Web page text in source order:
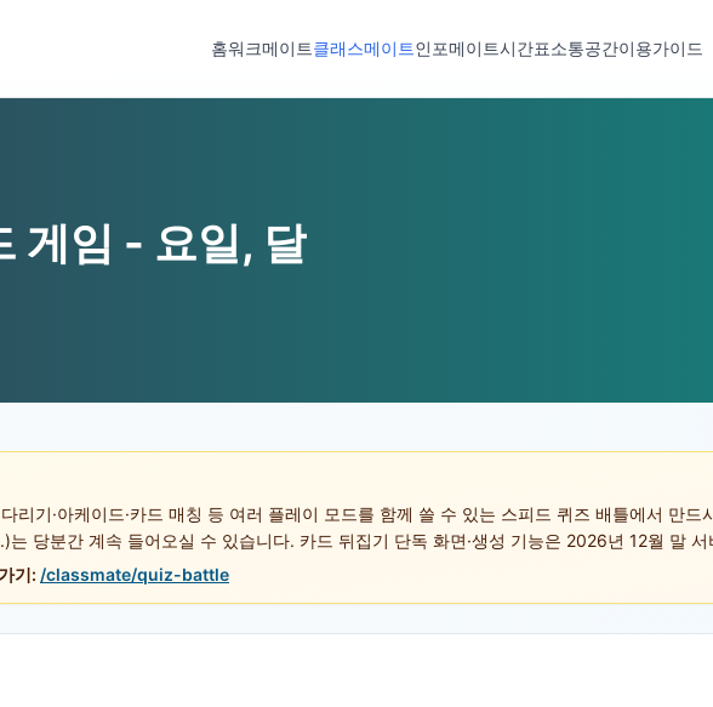
홈워크메이트클래스메이트인포메이트시간표소통공간이용가이드
게임 - 요일, 달
리기·아케이드·카드 매칭 등 여러 플레이 모드를 함께 쓸 수 있는 스피드 퀴즈 배틀에서 만
당분간 계속 들어오실 수 있습니다. 카드 뒤집기 단독 화면·생성 기능은 2026년 12월 말
기: /classmate/quiz-battle